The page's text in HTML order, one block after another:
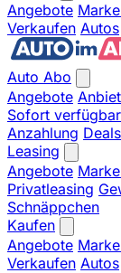
Angebote
Verkaufen Autos
Auto Abo
Angebote
Sofort verfügbar
Anzahlung Deals
Leasing
Angebote
Privatleasing
Schnäppchen
Kaufen
Angebote
Verkaufen Autos